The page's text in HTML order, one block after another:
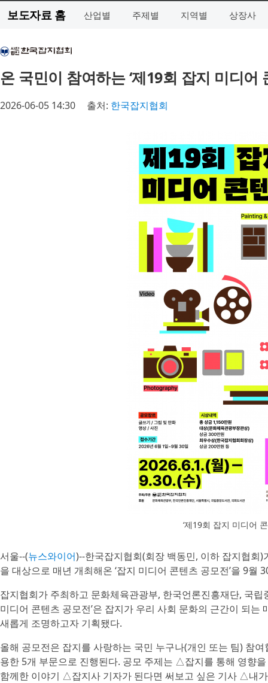
보도자료 홈 산업별 주제별 지역별 상장사
온 국민이 참여하는 ‘제19회 잡지 미디어
2026-06-05 14:30 출처: 한국잡지협회
‘제19회 잡지 미디어
서울--(뉴스와이어)--한국잡지협회(회장 백동민, 이하 잡지협회
을 대상으로 매년 개최해온 ‘잡지 미디어 콘텐츠 공모전’을 9월
잡지협회가 주최하고 문화체육관광부, 한국언론진흥재단, 국
미디어 콘텐츠 공모전’은 잡지가 우리 사회 문화의 근간이 되
새롭게 조명하고자 기획됐다.
올해 공모전은 잡지를 사랑하는 국민 누구나(개인 또는 팀) 참여
용한 5개 부문으로 진행된다. 공모 주제는 △잡지를 통해 영향
함께한 이야기 △잡지사 기자가 된다면 써보고 싶은 기사 △내